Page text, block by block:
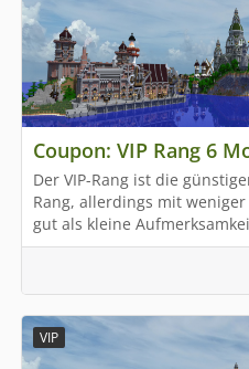
Coupon: VIP Rang 6
Der VIP-Rang ist die
Rang, allerdings mit
gut als kleine
VIP